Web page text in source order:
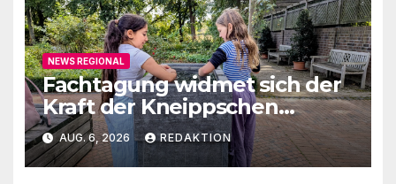
NEWS REGIONAL
Fachtagung widmet sich der
Kraft der Kneippschen
Elemente
AUG. 6, 2026 REDAKTION